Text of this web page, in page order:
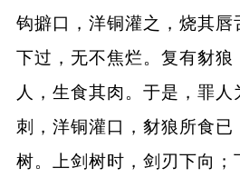
钩擗口，洋铜灌之，烧其唇
下过，无不焦烂。复有豺
人，生食其肉。于是，罪
刺，洋铜灌口，豺狼所食已
树。上剑树时，剑刃下向；